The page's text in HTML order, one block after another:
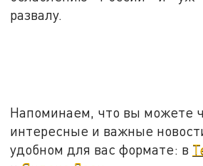
развалу.
Напоминаем, что вы можете
интересные и важные
удобном для вас формате: в